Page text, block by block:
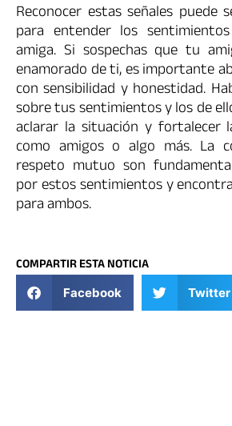
Reconocer estas señales puede
para entender los
amiga. Si sospechas que tu
enamorado de ti, es importante
con sensibilidad y honestidad.
sobre tus sentimientos y los de
aclarar la situación y fortalecer
como amigos o algo más. La
respeto mutuo son
por estos sentimientos y
para ambos.
COMPARTIR ESTA NOTICIA
Facebook Twitter